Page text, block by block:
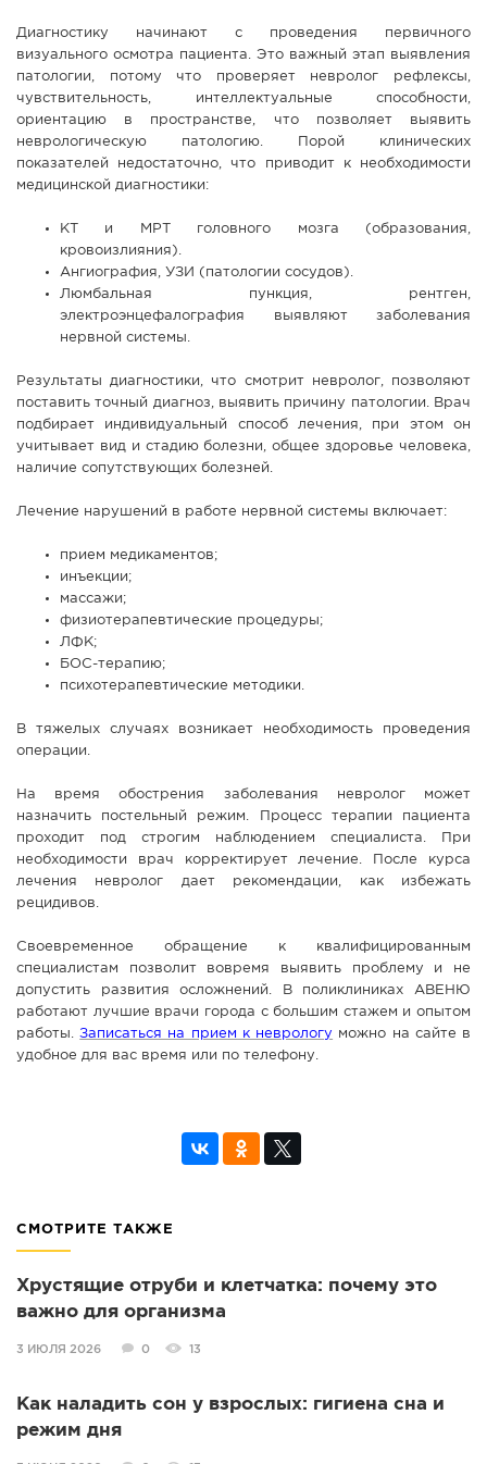
Диагностику начинают с проведения первичного
визуального осмотра пациента. Это важный этап выявления
патологии, потому что проверяет невролог рефлексы,
чувствительность, интеллектуальные способности,
ориентацию в пространстве, что позволяет выявить
неврологическую патологию. Порой клинических
показателей недостаточно, что приводит к необходимости
медицинской диагностики:
КТ и МРТ головного мозга (образования,
кровоизлияния).
Ангиография, УЗИ (патологии сосудов).
Люмбальная пункция, рентген,
электроэнцефалография выявляют заболевания
нервной системы.
Результаты диагностики, что смотрит невролог, позволяют
поставить точный диагноз, выявить причину патологии. Врач
подбирает индивидуальный способ лечения, при этом он
учитывает вид и стадию болезни, общее здоровье человека,
наличие сопутствующих болезней.
Лечение нарушений в работе нервной системы включает:
прием медикаментов;
инъекции;
массажи;
физиотерапевтические процедуры;
ЛФК;
БОС-терапию;
психотерапевтические методики.
В тяжелых случаях возникает необходимость проведения
операции.
На время обострения заболевания невролог может
назначить постельный режим. Процесс терапии пациента
проходит под строгим наблюдением специалиста. При
необходимости врач корректирует лечение. После курса
лечения невролог дает рекомендации, как избежать
рецидивов.
Своевременное обращение к квалифицированным
специалистам позволит вовремя выявить проблему и не
допустить развития осложнений. В поликлиниках АВЕНЮ
работают лучшие врачи города с большим стажем и опытом
работы.Записаться на прием к неврологу
можно на сайте в
удобное для вас время или по телефону.
СМОТРИТЕ ТАКЖЕ
Хрустящие отруби и клетчатка: почему это
важно для организма
3 ИЮЛЯ 2026 0 13
Как наладить сон у взрослых: гигиена сна и
режим дня